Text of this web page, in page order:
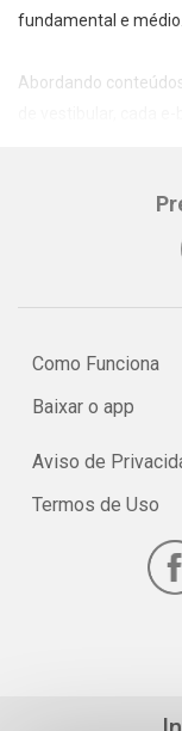
fundamental e médio.
Abordando
de vestibular, cada
No e-book "Prof.
serão vistos pontos
Como Funciona
Baixar o app
Aviso de
Termos de Uso